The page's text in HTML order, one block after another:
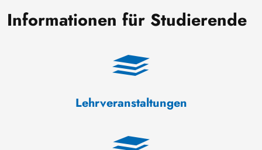
Informationen für Studierende
Lehrveranstaltungen